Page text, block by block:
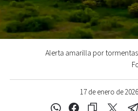
17 de enero de 2026
Alerta amarilla por